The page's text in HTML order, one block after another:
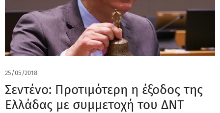
25/05/2018
Σεντένο: Προτιμότερη η έξοδος της
Ελλάδας με συμμετοχή του ΔΝΤ